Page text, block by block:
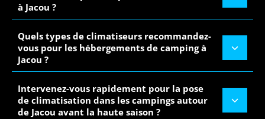
à Jacou ?
Quels types de climatiseurs recommandez-
vous pour les hébergements de camping à
Jacou ?
Intervenez-vous rapidement pour la pose
de climatisation dans les campings autour
de Jacou avant la haute saison ?